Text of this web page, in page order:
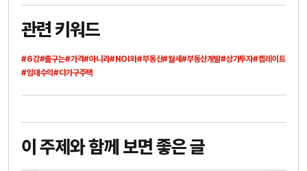
관련 키워드
#6강#출구는#가격#아니라#NOI와#부동산#월세 #부동산개발#상가투자#캡레이트
#임대수익#다가구주택
이 주제와 함께 보면 좋은 글